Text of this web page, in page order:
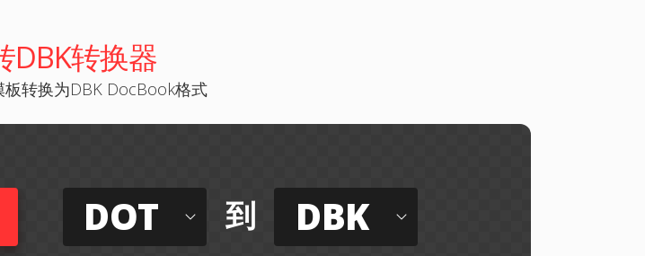
DBK转换器
板转换为DBK DocBook格式
DOT 到 DBK